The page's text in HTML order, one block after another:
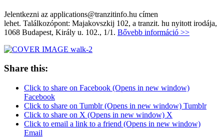
Jelentkezni az applications@tranzitinfo.hu címen
lehet. Találkozópont: Majakovszkij 102, a tranzit. hu nyitott irodája,
1068 Budapest, Király u. 102., 1/1. Bővebb információ >>
Share this:
Click to share on Facebook (Opens in new window)
Facebook
Click to share on Tumblr (Opens in new window) Tumblr
Click to share on X (Opens in new window) X
Click to email a link to a friend (Opens in new window)
Email